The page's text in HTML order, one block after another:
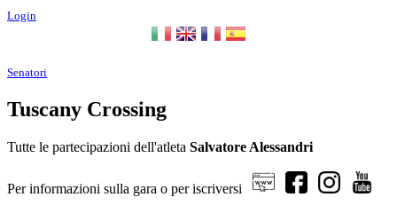
Login
Senatori
Tuscany Crossing
Tutte le partecipazioni dell'atleta Salvatore Alessandri
Per informazioni sulla gara o per iscriversi